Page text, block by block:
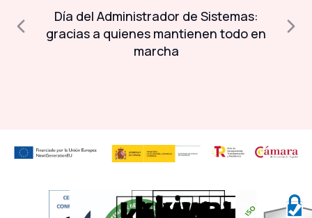
Día del Administrador de Sistemas:
gracias a quienes mantienen todo en
marcha